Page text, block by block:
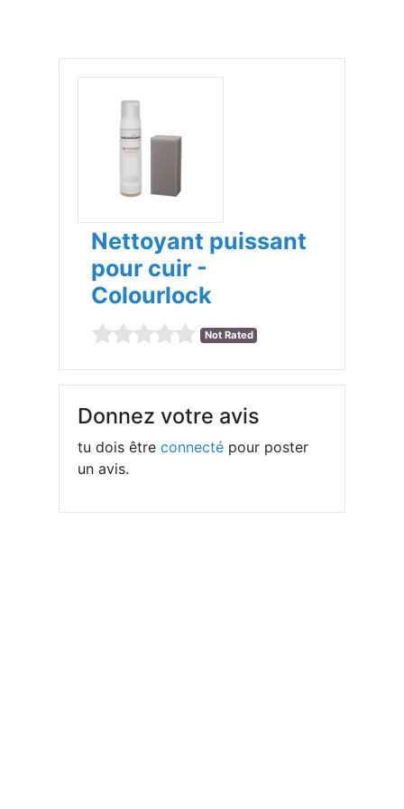
Nettoyant puissant
pour cuir -
Colourlock
Not Rated
Donnez votre avis
tu dois êtreconnecté pour poster
un avis.